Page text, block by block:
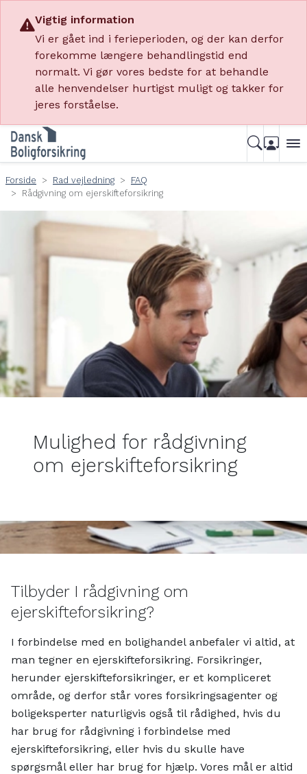
Vigtig information
Vi er gået ind i ferieperioden, og der kan derfor
forekomme længere behandlingstid end
normalt. Vi gør vores bedste for at behandle
alle henvendelser hurtigst muligt og takker for
jeres forståelse.
Forside Rad vejledning
FAQ
Rådgivning om ejerskifteforsikring
Mulighed for rådgivning
om ejerskifteforsikring
Tilbyder I rådgivning om
ejerskifteforsikring?
I forbindelse med en bolighandel anbefaler vi altid, at
man tegner en ejerskifteforsikring. Forsikringer,
herunder ejerskifteforsikringer, er et kompliceret
område, og derfor står vores forsikringsagenter og
boligeksperter naturligvis også til rådighed, hvis du
har brug for rådgivning i forbindelse med
ejerskifteforsikring, eller hvis du skulle have
spørgsmål eller har brug for hjælp. Vores mål er altid